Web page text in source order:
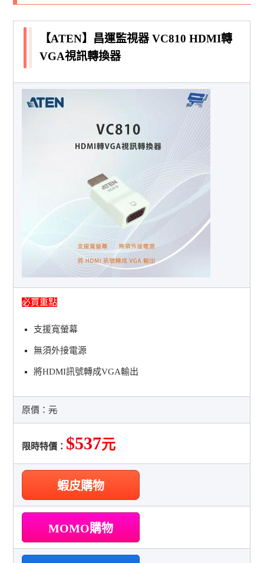
【ATEN】昌運監視器 VC810 HDMI轉
VGA視訊轉換器
必買重點
支援寬螢幕
無須外接電源
將HDMI訊號轉成VGA輸出
原價：元
限時特價： $537元
蝦皮購物
MOMO購物